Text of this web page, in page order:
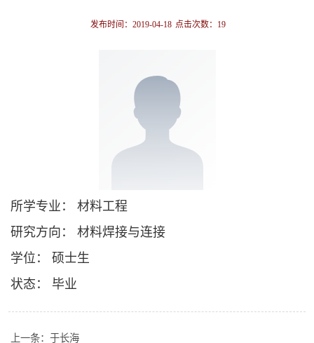
发布时间：2019-04-18 点击次数： 19
所学专业： 材料工程
研究方向： 材料焊接与连接
学位： 硕士生
状态： 毕业
上一条： 于长海